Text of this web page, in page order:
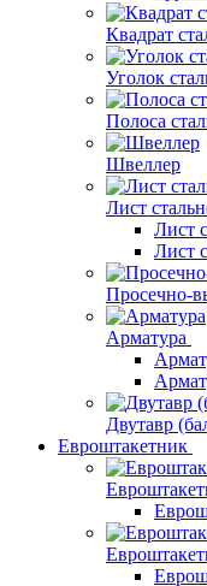
Квадрат
Уголок
Полоса
Швеллер
Лист
Лист
Лист
Просечно-
Арматура
Двутавр
Евроштакетник